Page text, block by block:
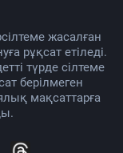
жасалған
рұқсат етіледі.
түрде сілтеме
берілмеген
мақсаттарға